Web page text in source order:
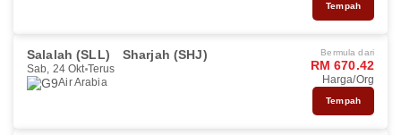
Tempah
Salalah (SLL) Sharjah (SHJ)
Sab, 24 Okt Terus
Air Arabia
Bermula dari
RM 670.42
Harga/Org
Tempah